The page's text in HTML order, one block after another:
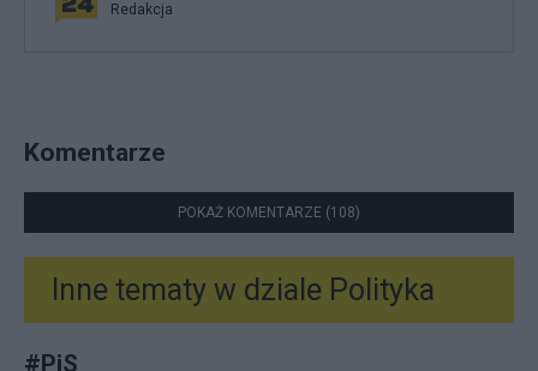
Redakcja
Komentarze
POKAŻ KOMENTARZE (108)
Inne tematy w dziale Polityka
#PiS